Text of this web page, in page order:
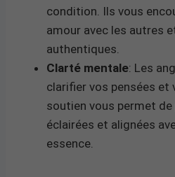
condition. Ils vous
amour avec les autres
authentiques.
Clarté mentale: Les
clarifier vos pensées et
soutien vous permet
éclairées et alignées
essence.